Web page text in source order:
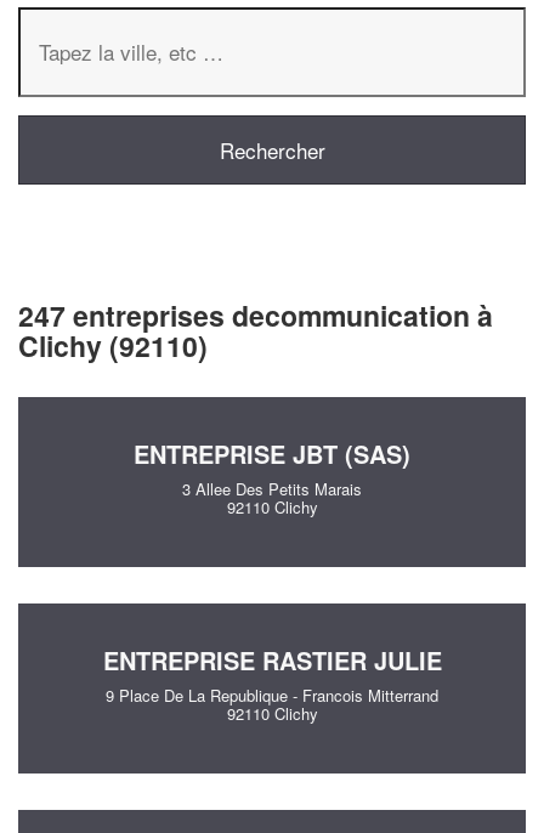
247 entreprises decommunication à
Clichy (92110)
ENTREPRISE JBT (SAS)
3 Allee Des Petits Marais
92110 Clichy
ENTREPRISE RASTIER JULIE
9 Place De La Republique - Francois Mitterrand
92110 Clichy